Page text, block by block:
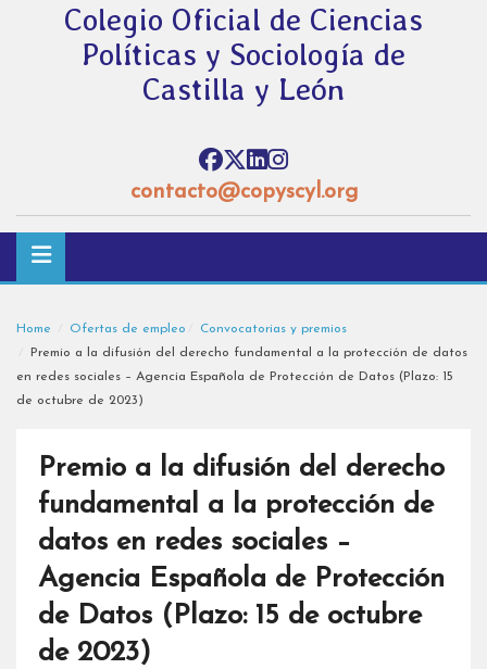
Colegio Oficial de Ciencias
Políticas y Sociología de
Castilla y León
contacto@copyscyl.org
Home Ofertas de empleo
Convocatorias y premios
Premio a la difusión del derecho fundamental a la protección de datos
en redes sociales – Agencia Española de Protección de Datos (Plazo: 15
de octubre de 2023)
Premio a la difusión del derecho
fundamental a la protección de
datos en redes sociales –
Agencia Española de Protección
de Datos (Plazo: 15 de octubre
de 2023)